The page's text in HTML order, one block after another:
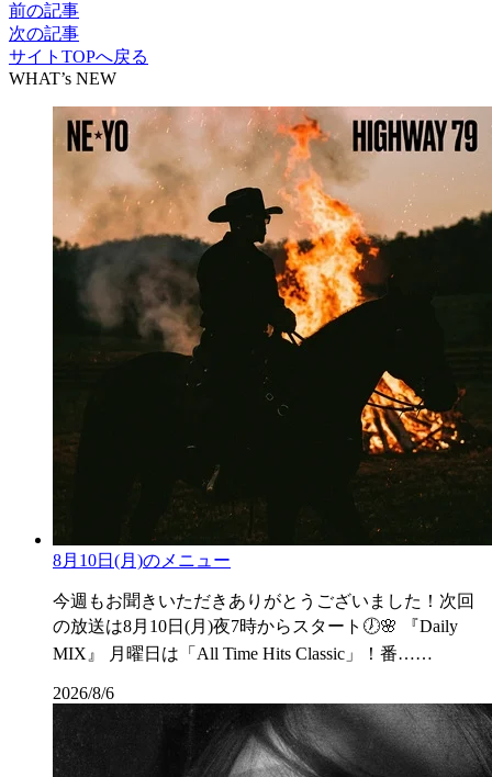
前の記事
次の記事
サイトTOPへ戻る
WHAT’s NEW
8月10日(月)のメニュー
今週もお聞きいただきありがとうございました！次回
の放送は8月10日(月)夜7時からスタート🕖🌸 『Daily
MIX』 月曜日は「All Time Hits Classic」！番……
2026/8/6